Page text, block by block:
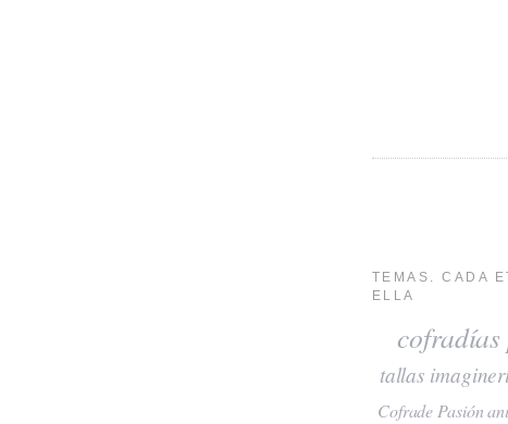
TEMAS. CADA
ELLA
cofradías
tallas
Cofrade Pasión